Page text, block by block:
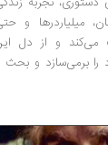
میلیاردرها و
می‌کند و از دل
برمی‌سازد و بحث